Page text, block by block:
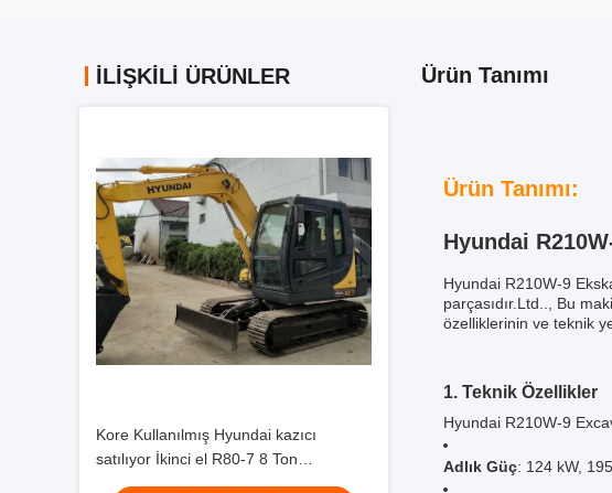
İLIŞKILI ÜRÜNLER
Kore Kullanılmış Hyundai kazıcı
satılıyor İkinci el R80-7 8 Ton
Jindongyu Makineleri
Ürün Tanımı
Ürün Tanımı:
Hyundai
Hyundai R210W-9
parçasıdır.Ltd.., Bu
özelliklerinin ve teknik
1. Teknik Özellikler
Hyundai R210W-9
Adlık Güç: 124 kW,